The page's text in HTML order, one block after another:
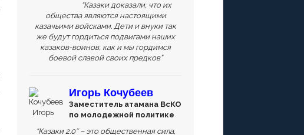
“Казаки доказали, что их
общества являются настоящими
казачьими войсками. Дети и внуки так
же будут гордиться подвигами наших
казаков-воинов, как и мы гордимся
боевой славой своих предков”
Игорь Кочубеев
Заместитель атамана ВсКО
по молодежной политике
“Казаки 2.0″ – это общественная сила,